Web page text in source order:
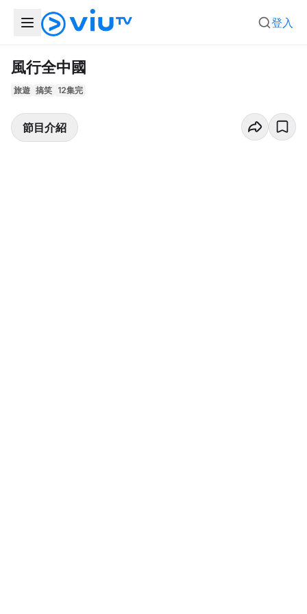
登入
風行全中國
旅遊 搞笑 12集完
節目介紹